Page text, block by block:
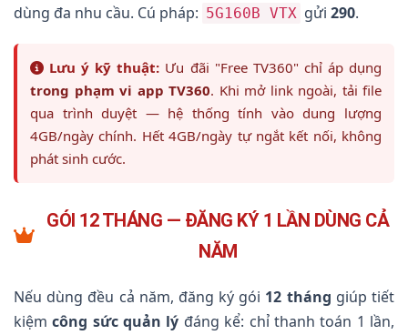
dùng đa nhu cầu. Cú pháp: 5G160B VTX gửi 290.
Lưu ý kỹ thuật: Ưu đãi "Free TV360" chỉ áp dụng
trong phạm vi app TV360. Khi mở link ngoài, tải file
qua trình duyệt — hệ thống tính vào dung lượng
4GB/ngày chính. Hết 4GB/ngày tự ngắt kết nối, không
phát sinh cước.
GÓI 12 THÁNG — ĐĂNG KÝ 1 LẦN DÙNG CẢ
NĂM
Nếu dùng đều cả năm, đăng ký gói 12 tháng giúp tiết
kiệmcông sức quản lý đáng kể: chỉ thanh toán 1 lần,